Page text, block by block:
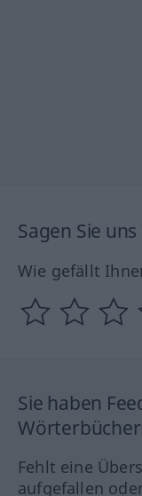
Sagen Sie
Wie gefällt
Sie haben
Fehlt eine
aufgefallen